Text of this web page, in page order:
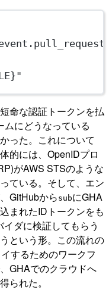
命な認証トークンを払
にどうなっている
った。これについて
的には、OpenIDプロ
がAWS STSのような
ている。そして、エン
GitHubから subにGHA
まれたIDトークンをも
ダに検証してもらう
という形。この流れの
するためのワークフ
GHAでのクラウドへ
られた。